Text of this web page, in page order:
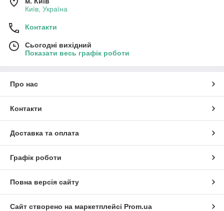
Київ, Україна
Контакти
Сьогодні вихідний
Показати весь графік роботи
Про нас
Контакти
Доставка та оплата
Графік роботи
Повна версія сайту
Сайт створено на маркетплейсі Prom.ua